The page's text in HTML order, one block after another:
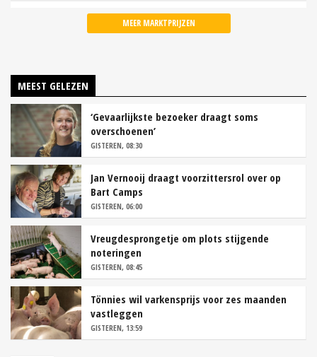
MEER MARKTPRIJZEN
MEEST GELEZEN
‘Gevaarlijkste bezoeker draagt soms
overschoenen’
GISTEREN, 08:30
Jan Vernooij draagt voorzittersrol over op
Bart Camps
GISTEREN, 06:00
Vreugdesprongetje om plots stijgende
noteringen
GISTEREN, 08:45
Tönnies wil varkensprijs voor zes maanden
vastleggen
GISTEREN, 13:59